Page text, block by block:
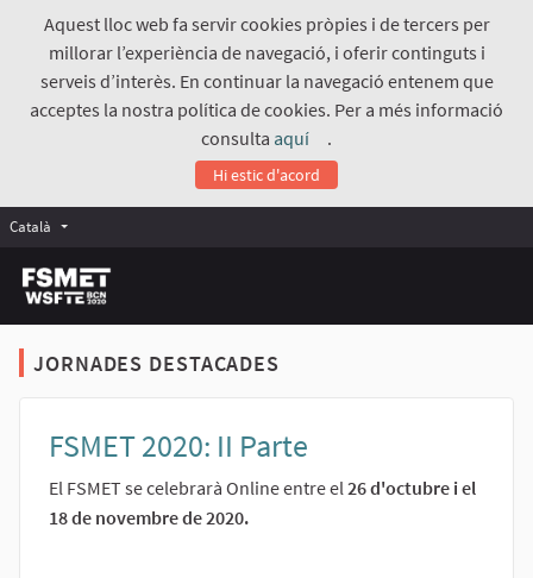
Aquest lloc web fa servir cookies pròpies i de tercers per
millorar l’experiència de navegació, i oferir continguts i
serveis d’interès. En continuar la navegació entenem que
acceptes la nostra política de cookies. Per a més informació
consulta aquí
(Enllaç extern)
.
Hi estic d'acord
Català
JORNADES DESTACADES
FSMET 2020: II Parte
El FSMET se celebrarà Online entre el 26 d'octubre i el
18 de novembre de 2020.